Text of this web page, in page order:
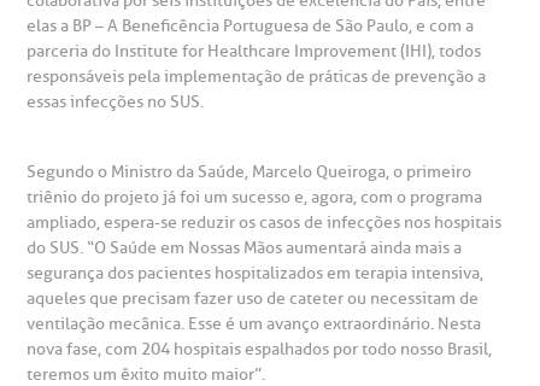
de exames
de Exames
atendimento e dos serviços prestados.
A Ouvidoria e SAC são canais para você, cliente da BP, tirar
suas dúvidas, registrar suas reclamações ou fazer elogios
relacionados ao nosso atendimento e aos nossos serviços.
Horário de atendimento: 2ª a 6ª feira das 7h às 18h
(11)3505-1000
ouvidoria@bp.org.br
Endereço:
Rua Maestro Cardim, 769
CEP: 01323-001 | Bela Vista
São Paulo - SP
de conduta
social da BP
corporativa
Telemedicina BP
de Visita
socorro
de cópia de prontuário médico
de Excelência em Neurologia e
de Excelência em Ortopedia
especialidades
elas a BP – A Beneficência Portuguesa de São Paulo, e com a
parceria do Institute for Healthcare Improvement (IHI), todos
responsáveis pela implementação de práticas de prevenção a
essas infecções no SUS.
Segundo o Ministro da Saúde, Marcelo Queiroga, o primeiro
triênio do projeto já foi um sucesso e, agora, com o programa
ampliado, espera-se reduzir os casos de infecções nos hospitais
do SUS. “O Saúde em Nossas Mãos aumentará ainda mais a
segurança dos pacientes hospitalizados em terapia intensiva,
aqueles que precisam fazer uso de cateter ou necessitam de
ventilação mecânica. Esse é um avanço extraordinário. Nesta
nova fase, com 204 hospitais espalhados por todo nosso Brasil,
teremos um êxito muito maior”.